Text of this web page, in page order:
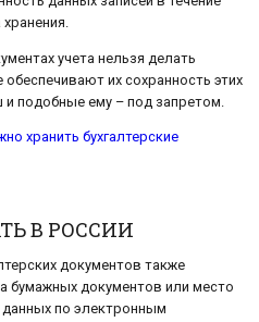
учета нельзя делать
их сохранность этих
и подобные ему – под запретом.
хранить бухгалтерские
В РОССИИ
документов также
бумажных документов или место
по электронным